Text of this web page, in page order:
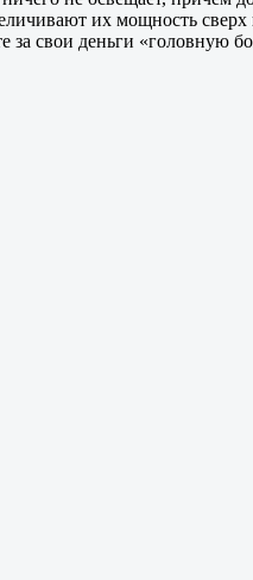
их мощность
за свои деньги «головную